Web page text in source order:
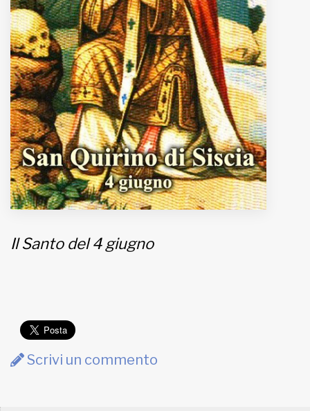
Bernardis
EDB edizioni - Via Brivio angolo C.
Imbonati, 89 20159 Milano (Italia)
Informativa sulla privacy
Il Santo del 4 giugno
Scrivi un commento